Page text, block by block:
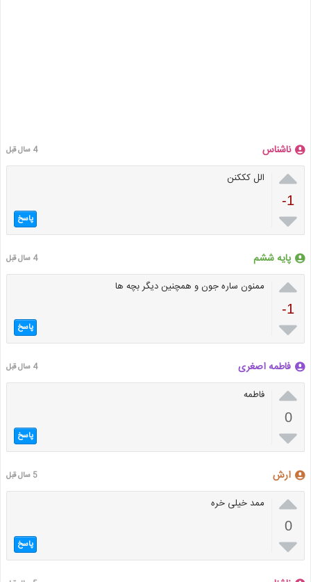
ناشناس 4 سال قبل

-1

الل کککنن
پاسخ
پایه ششم 4 سال قبل

-1

ممنون ساره جون و همچنین دیگر بچه ها
پاسخ
فاطمه اصغرى 4 سال قبل

0

فاطمه
پاسخ
ارش 5 سال قبل

0

ممد خیلی خره
پاسخ